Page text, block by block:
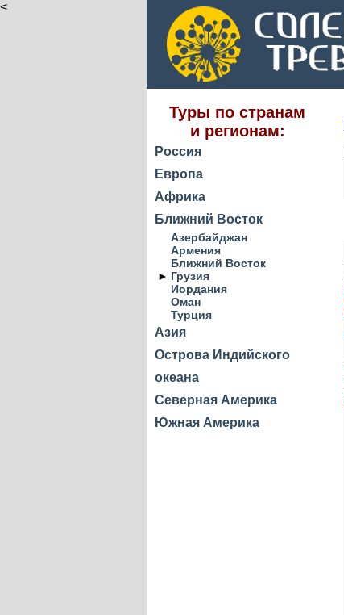
<
Туры по странам
и регионам:
Россия
Европа
Африка
Ближний Восток
Азербайджан
Армения
Ближний Восток
► Грузия
Иордания
Оман
Турция
Азия
Острова Индийского
океана
Северная Америка
Южная Америка